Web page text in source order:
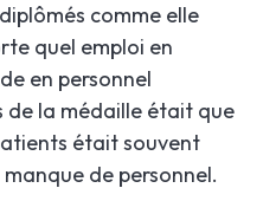
comme elle
quel emploi en
en personnel
de la médaille était que
était souvent
de personnel.